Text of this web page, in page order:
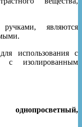
являются
использования с
с изолированным